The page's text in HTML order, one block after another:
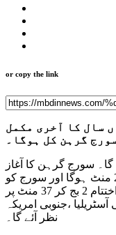
or copy the link
سال کا آخری مکمل
گرہن کل ہوگا۔
گا۔ سورج گرہن کا آغاز
پاکستانی وقت کے مطابق صبح 10 بجکر 29 منٹ ہوگا اور سورج کو
مکمل گرہن 12 بجے لگے گا جبکہ اس کا اختتام 2 بج کر 37 منٹ پر
،جنوبی امریکہ
نظر آئے گا۔